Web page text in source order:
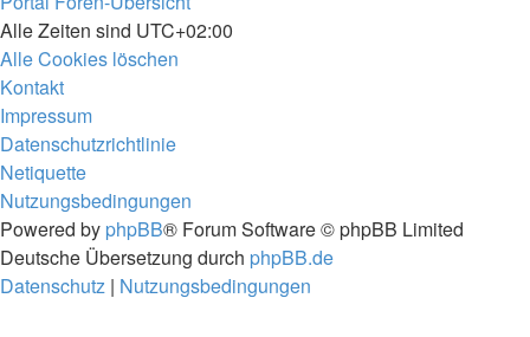
Alle Zeiten sind UTC+02:00
Alle Cookies löschen
Kontakt
Impressum
Datenschutzrichtlinie
Netiquette
Nutzungsbedingungen
Powered by phpBB® Forum Software © phpBB Limited
Deutsche Übersetzung durch phpBB.de
Datenschutz | Nutzungsbedingungen